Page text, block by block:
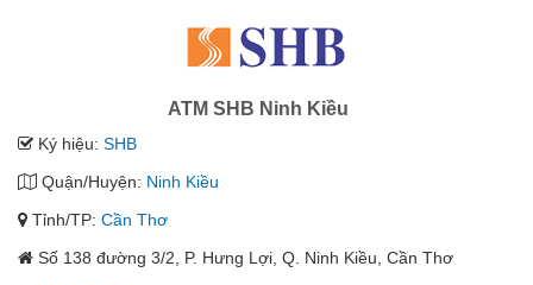
ATM SHB Ninh Kiều
Ký hiệu: SHB
Quận/Huyện: Ninh Kiều
Tỉnh/TP: Cần Thơ
Số 138 đường 3/2, P. Hưng Lợi, Q. Ninh Kiều, Cần Thơ